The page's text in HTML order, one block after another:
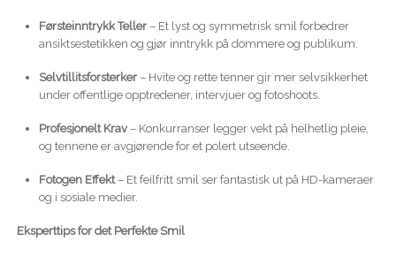
Førsteinntrykk Teller– Et lyst og symmetrisk smil forbedrer
ansiktsestetikken og gjør inntrykk på dommere og publikum.
Selvtillitsforsterker– Hvite og rette tenner gir mer selvsikkerhet
under offentlige opptredener, intervjuer og fotoshoots.
Profesjonelt Krav– Konkurranser legger vekt på helhetlig pleie,
og tennene er avgjørende for et polert utseende.
Fotogen Effekt– Et feilfritt smil ser fantastisk ut på HD-kameraer
og i sosiale medier.
Eksperttips for det Perfekte Smil